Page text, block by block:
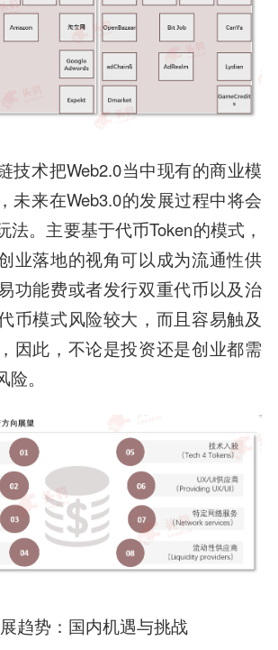
技术把Web2.0当中现有的商业模
未来在Web3.0的发展过程中将会
法。主要基于代币Token的模式，
业落地的视角可以成为流通性供
功能费或者发行双重代币以及治
币模式风险较大，而且容易触及
因此，不论是投资还是创业都需
。
趋势：国内机遇与挑战